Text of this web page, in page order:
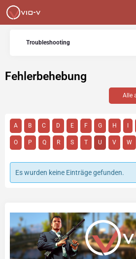
Troubleshooting
Fehlerbehebung
Alle
A B C D E F G H
O P Q R S T U V W
Es wurden keine Einträge gefunden.